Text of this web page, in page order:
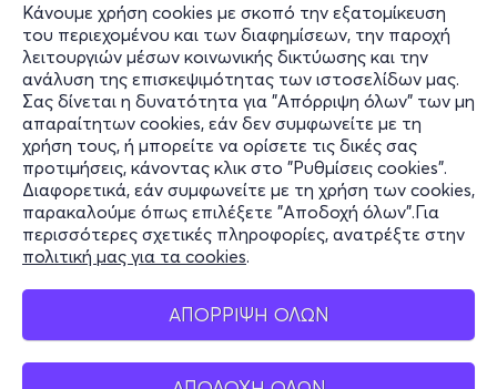
Κάνουμε χρήση cookies με σκοπό την εξατομίκευση
του περιεχομένου και των διαφημίσεων, την παροχή
λειτουργιών μέσων κοινωνικής δικτύωσης και την
ανάλυση της επισκεψιμότητας των ιστοσελίδων μας.
Σας δίνεται η δυνατότητα για "Απόρριψη όλων" των μη
απαραίτητων cookies, εάν δεν συμφωνείτε με τη
χρήση τους, ή μπορείτε να ορίσετε τις δικές σας
προτιμήσεις, κάνοντας κλικ στο "Ρυθμίσεις cookies".
Διαφορετικά, εάν συμφωνείτε με τη χρήση των cookies,
παρακαλούμε όπως επιλέξετε "Αποδοχή όλων".Για
περισσότερες σχετικές πληροφορίες, ανατρέξτε στην
πολιτική μας για τα cookies.
ΑΠΟΡΡΙΨΗ ΟΛΩΝ
Πληροφορίες
Υποστήριξη
Stay Connected
Mobile app